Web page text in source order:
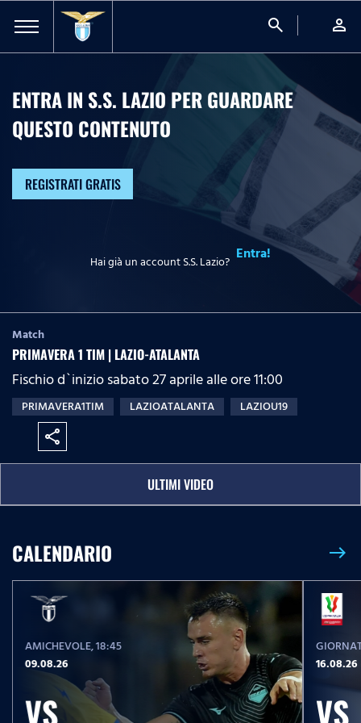
search person
ENTRA IN S.S. LAZIO PER GUARDARE
QUESTO CONTENUTO
REGISTRATI GRATIS
Hai già un account S.S. Lazio? Entra!
Match
PRIMAVERA 1 TIM | LAZIO-ATALANTA
Fischio d`inizio sabato 27 aprile alle ore 11:00
PRIMAVERA1TIM LAZIOATALANTA LAZIOU19
share
ULTIMI VIDEO
CALENDARIO east
AMICHEVOLE, 18:45
09.08.26
VS
16.08.26
VS